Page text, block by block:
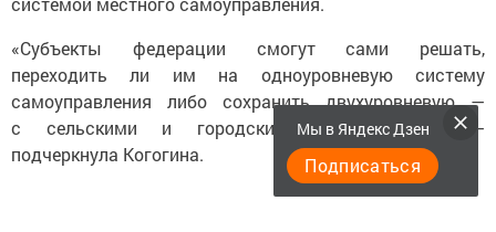
«Субъекты федерации смогут сами решать,
переходить ли им на одноуровневую систему
самоуправления либо сохранить двухуровневую —
с сельскими и городскими поселениями», —
подчеркнула Когогина.
Мы в Яндекс Дзен
Подписаться